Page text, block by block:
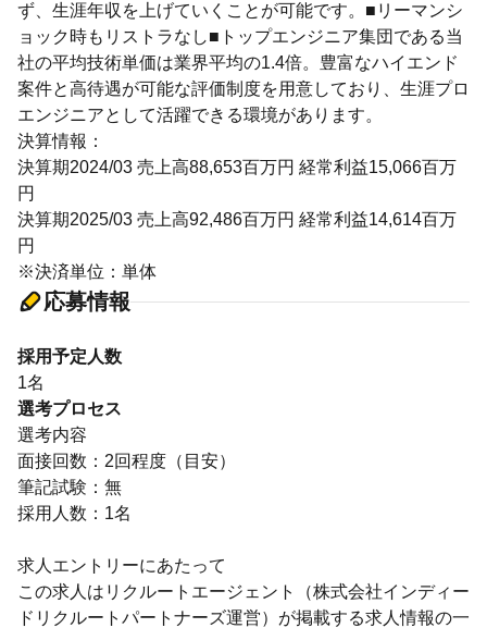
ず、生涯年収を上げていくことが可能です。■リーマンシ
ョック時もリストラなし■トップエンジニア集団である当
社の平均技術単価は業界平均の1.4倍。豊富なハイエンド
案件と高待遇が可能な評価制度を用意しており、生涯プロ
エンジニアとして活躍できる環境があります。
決算情報：
決算期2024/03 売上高88,653百万円 経常利益15,066百万
円
決算期2025/03 売上高92,486百万円 経常利益14,614百万
円
※決済単位：単体
応募情報
採用予定人数
1名
選考プロセス
選考内容
面接回数：2回程度（目安）
筆記試験：無
採用人数：1名
求人エントリーにあたって
この求人はリクルートエージェント（株式会社インディー
ドリクルートパートナーズ運営）が掲載する求人情報の一